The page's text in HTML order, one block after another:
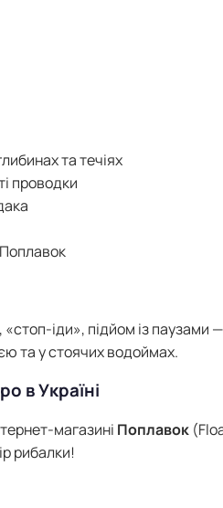
та течіях
проводки
іди», підйом із паузами
та у стоячих водоймах.
в Україні
магазині Поплавок
рибалки!